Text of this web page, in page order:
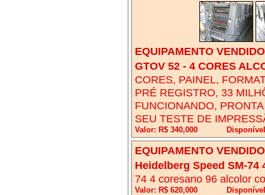
EQUIPAMENTO
GTOV 52 - 4 CORES
CORES, PAINEL,
PRÉ REGISTRO, 33
FUNCIONANDO,
SEU TESTE DE
Valor: R$ 340,000
EQUIPAMENTO
Heidelberg Speed SM-74
74 4 coresano 96 alcolor
Valor: R$ 620,000